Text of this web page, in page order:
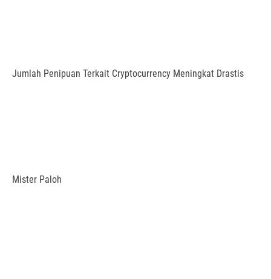
Jumlah Penipuan Terkait Cryptocurrency Meningkat Drastis
Mister Paloh